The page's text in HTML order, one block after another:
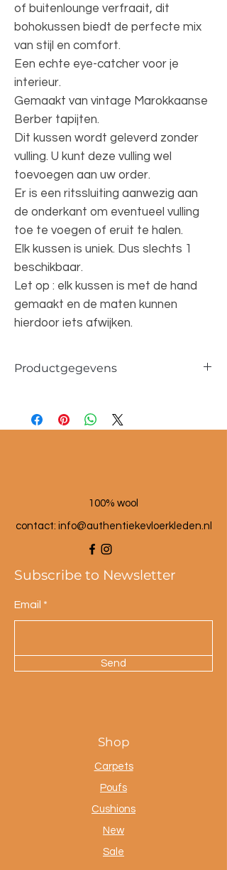
of buitenlounge verfraait, dit
bohokussen biedt de perfecte mix
van stijl en comfort.
Een echte eye-catcher voor je
interieur.
Gemaakt van vintage Marokkaanse
Berber tapijten.
Dit kussen wordt geleverd zonder
vulling. U kunt deze vulling wel
toevoegen aan uw order.
Er is een ritssluiting aanwezig aan
de onderkant om eventueel vulling
toe te voegen of eruit te halen.
Elk kussen is uniek. Dus slechts 1
beschikbaar.
Let op : elk kussen is met de hand
gemaakt en de maten kunnen
hierdoor iets afwijken.
Productgegevens
100% wol
100% wool
contact: info@authentiekevloerkleden.nl
Subscribe to Newsletter
Email
Send
Shop
Carpets
Poufs
Cushions
New
Sale